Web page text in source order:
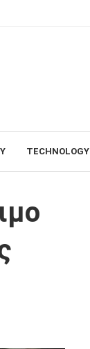
TECHNOLOGY